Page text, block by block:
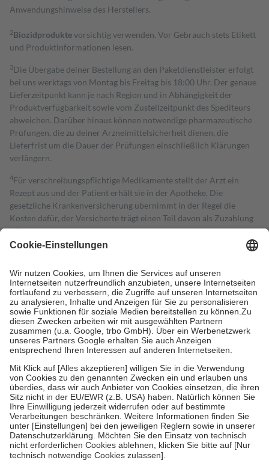
Anwendungshinweise des Herstellers.
2Biozidproduktevorsichtig verwenden. Vor Gebrauch stets Etikett
und Produktinformationen lesen.
3Die Übergabe deiner Bestellung an den Paketdienstleister erfolgt
bei uns werktags von Montag bis Freitag bis 18:00 Uhr. Der genaue
Lieferzeitpunkt kann je nach Region und in Abhängigkeit der
Produktverfügbarkeit sowie vom Zustellzeitpunkt des Spediteurs
abweichen. Darüber hinaus können notwendige pharmazeutische
Prüfungen, die zu deiner Arzneimittelsicherheit dienen, die
Lieferfrist um die Dauer der Prüfungen einschließlich Klärungen
verlängern.
4Für verschreibungspflichtige Medikamente stellt der Arzt ein
Rezept aus und der Patient erhält sie in der Apotheke. Die
gesetzliche Krankenversicherung übernimmt in der Regel die
Kosten dafür, der Versicherte trägt einen Teil davon als Zuzahlung
mit.
Grundsätzlich leisten Mitglieder Zuzahlungen in Höhe von zehn
höchstens zehn Euro.
Es sind jedoch nie mehr als die tatsächlichen
Kosten der Leistung zu entrichten.
Diese Regeln gelten grundsätzlich auch für Online-Apotheken.
Bei Heilmitteln und häuslicher Krankenpflege beträgt die
Zuzahlung zehn Prozent der Kosten sowie zehn Euro je
Verordnung.
Um das Engagement der Versicherten für ihre eigene Gesundheit zu
stärken und die besondere Stellung der Familie zu unterstützen,
fallenkeine Zuzahlungenan bei:
• Kindern und Jugendlichen bis zum vollendeten 18. Lebensjahr
mit Ausnahme der Fahrkosten
• Untersuchungen zur Vorsorge und Früherkennung, die von der
GKV getragen werden
• empfohlenen Schutzimpfungen
• Harn- und Blutteststreifen